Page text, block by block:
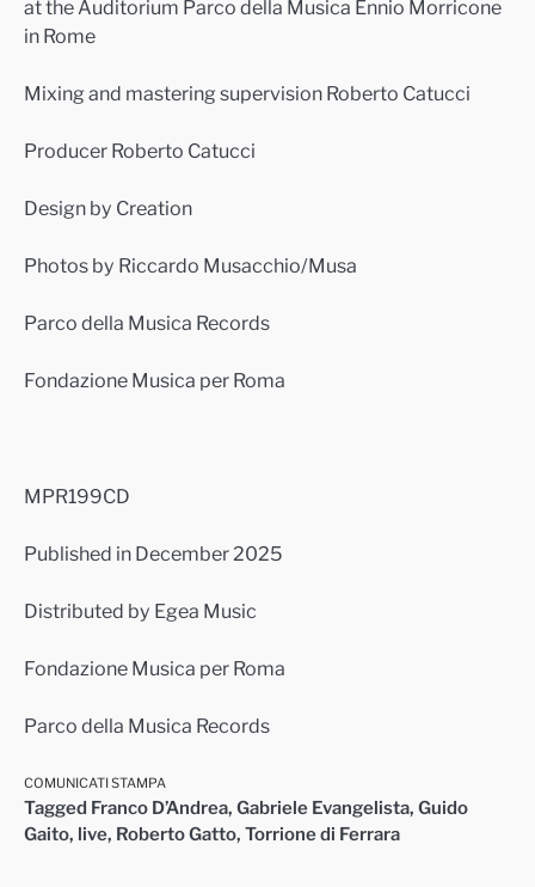
at the Auditorium Parco della Musica Ennio Morricone
in Rome
Mixing and mastering supervision Roberto Catucci
Producer Roberto Catucci
Design by Creation
Photos by Riccardo Musacchio/Musa
Parco della Musica Records
Fondazione Musica per Roma
MPR199CD
Published in December 2025
Distributed by Egea Music
Fondazione Musica per Roma
Parco della Musica Records
COMUNICATI STAMPA
Tagged Franco D’Andrea, Gabriele Evangelista, Guido
Gaito, live, Roberto Gatto, Torrione di Ferrara